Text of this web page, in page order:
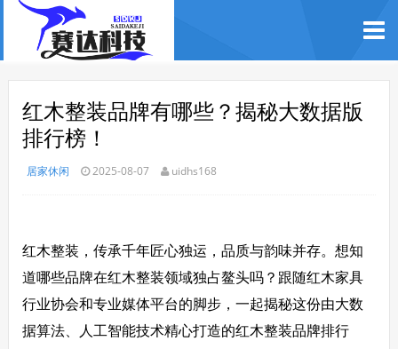
红木整装品牌有哪些？揭秘大数据版
排行榜！
居家休闲 2025-08-07 uidhs168
红木整装，传承千年匠心独运，品质与韵味并存。想知
道哪些品牌在红木整装领域独占鳌头吗？跟随红木家具
行业协会和专业媒体平台的脚步，一起揭秘这份由大数
据算法、人工智能技术精心打造的红木整装品牌排行